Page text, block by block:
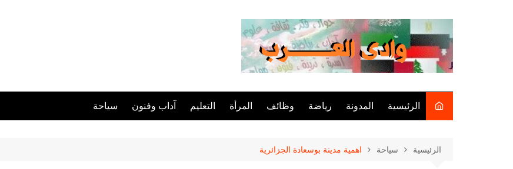
الرئيسية المدونة رياضة وظائف المرأة التعليم آداب وفنون سياحة
الرئيسية سياحة اهمية مدينة بوسعادة الجزائرية